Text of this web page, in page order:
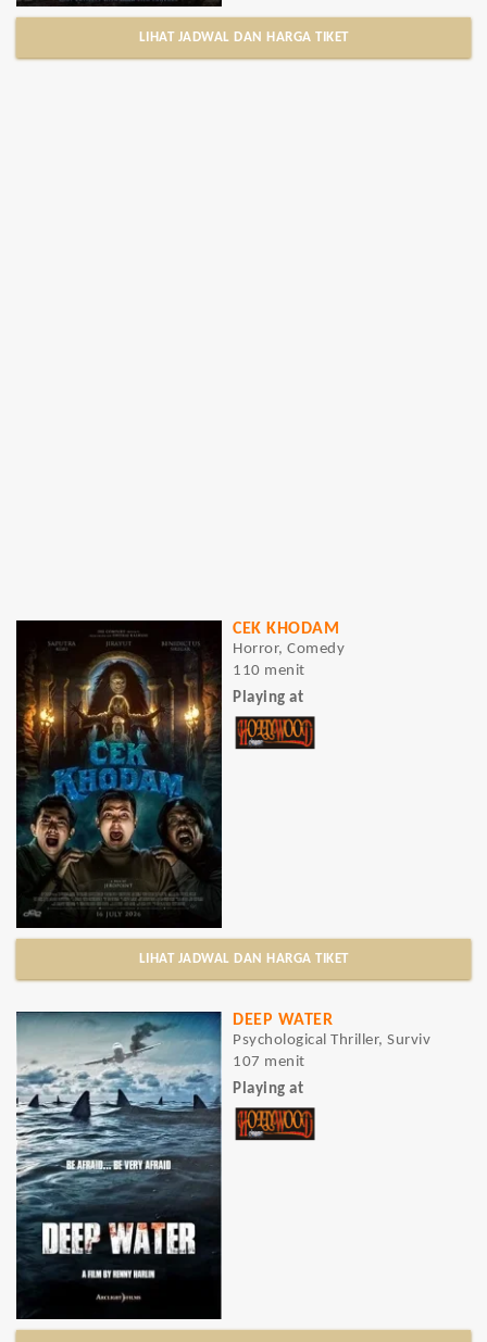
LIHAT JADWAL DAN HARGA TIKET
CEK KHODAM
Horror, Comedy
110 menit
Playing at
LIHAT JADWAL DAN HARGA TIKET
DEEP WATER
Psychological Thriller, Surviv
107 menit
Playing at